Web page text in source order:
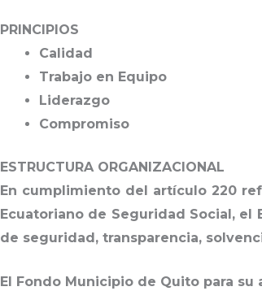
PRINCIPIOS
Calidad
Trabajo en Equipo
Liderazgo
Compromiso
ESTRUCTURA ORGANIZACIONAL
En cumplimiento del artículo 220
Ecuatoriano de Seguridad Social, el
de seguridad, transparencia,
El Fondo Municipio de Quito para